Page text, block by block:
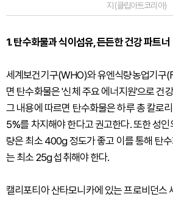
지 (클립아트코리아)
1. 탄수화물과 식이섬유, 든든한 건강 파트너
세계보건기구(WHO)와 유엔식량농업기구
면 탄수화물은 '신체 주요 에너지원'으로 건
그 내용에 따르면 탄수화물은 하루 총 칼로
5%를 차지해야 한다고 권고한다. 또한 성인
량은 최소 400g 정도가 좋고 이를 통해 탄
는 최소 25g 섭취해야 한다.
캘리포티아 산타모니카에 있는 프로비던스